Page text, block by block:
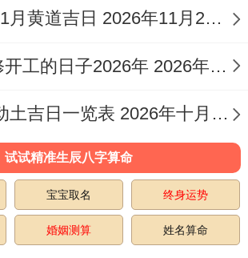
，求嗣、斋醮，开光、安
梁，安床、纳畜，捕捉、纳
、掘井、合寿木。
二；农历九月二十五）在这
位96分，值日位明堂（黄道
赤-咸池星（金）-凶神；五行
阳历2026年11月黄道吉日 2026年11月26日阳历黄道吉日
四月适合装修开工的日子2026年 2026年四月份适合装修开工的黄道吉日
2026年10月动土吉日一览表 2026年十月六日能动土吗
试试精准生辰八字算命
宝宝取名 终身运势
婚姻测算 姓名算命